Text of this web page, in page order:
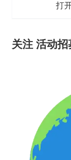
打
关注 活动招